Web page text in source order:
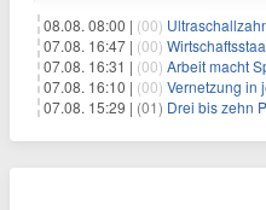
08.08. 08:00 | (00) Ultraschallzahnbürste
07.08. 16:47 | (00) Wirtschaftsstaatssekretär
07.08. 16:31 | (00) Arbeit macht
07.08. 16:10 | (00) Vernetzung in jeder
07.08. 15:29 | (01) Drei bis zehn